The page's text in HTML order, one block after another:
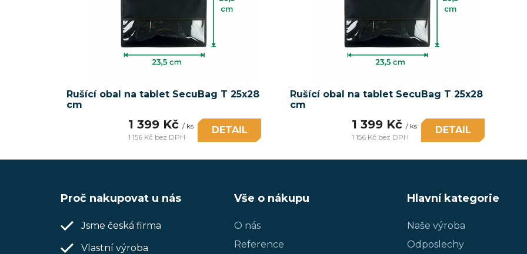
Rušící obal na tablet SecuBag T 25x28
cm
1 399 Kč / ks
1 156 Kč bez DPH
DETAIL
Rušící obal na tablet SecuBag T 25x28
cm
1 399 Kč / ks
1 156 Kč bez DPH
DETAIL
Proč nakupovat u nás
Jsme česká firma
Vlastní výroba
Vše o nákupu
O nás
Reference
Hlavní kategorie
Naše výroba
Odposlechy